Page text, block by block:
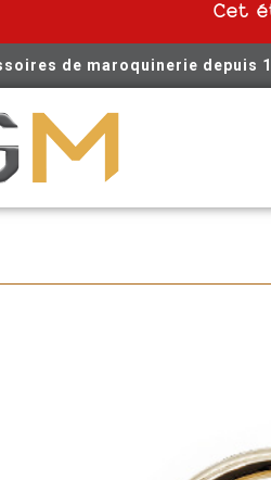
Cet
de maroquinerie depuis